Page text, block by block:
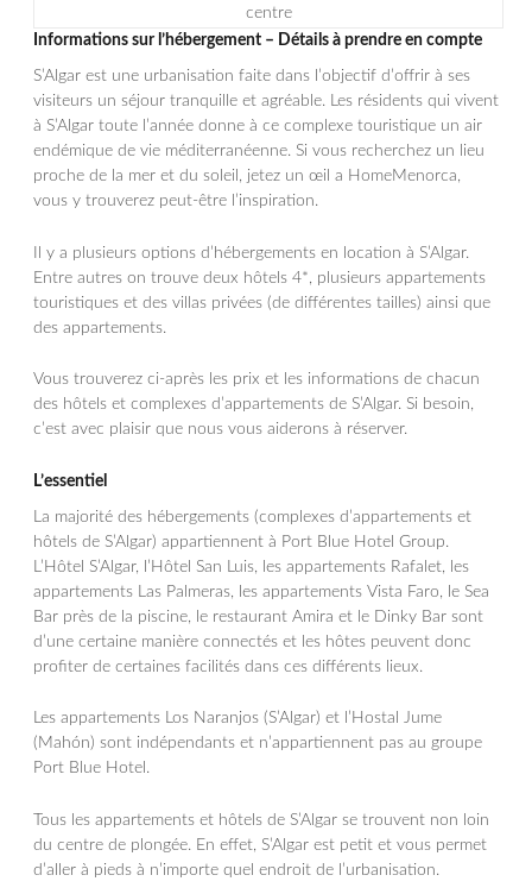
centre
Informations sur l’hébergement – Détails à prendre en compte
S’Algar est une urbanisation faite dans l’objectif d’offrir à ses
visiteurs un séjour tranquille et agréable. Les résidents qui vivent
à S’Algar toute l’année donne à ce complexe touristique un air
endémique de vie méditerranéenne. Si vous recherchez un lieu
proche de la mer et du soleil, jetez un œil a HomeMenorca,
vous y trouverez peut-être l’inspiration.
Il y a plusieurs options d’hébergements en location à S’Algar.
Entre autres on trouve deux hôtels 4*, plusieurs appartements
touristiques et des villas privées (de différentes tailles) ainsi que
des appartements.
Vous trouverez ci-après les prix et les informations de chacun
des hôtels et complexes d’appartements de S’Algar. Si besoin,
c’est avec plaisir que nous vous aiderons à réserver.
L’essentiel
La majorité des hébergements (complexes d’appartements et
hôtels de S’Algar) appartiennent à Port Blue Hotel Group.
L’Hôtel S’Algar, l’Hôtel San Luis, les appartements Rafalet, les
appartements Las Palmeras, les appartements Vista Faro, le Sea
Bar près de la piscine, le restaurant Amira et le Dinky Bar sont
d’une certaine manière connectés et les hôtes peuvent donc
profiter de certaines facilités dans ces différents lieux.
Les appartements Los Naranjos (S’Algar) et l’Hostal Jume
(Mahón) sont indépendants et n’appartiennent pas au groupe
Port Blue Hotel.
Tous les appartements et hôtels de S’Algar se trouvent non loin
du centre de plongée. En effet, S’Algar est petit et vous permet
d’aller à pieds à n’importe quel endroit de l’urbanisation.